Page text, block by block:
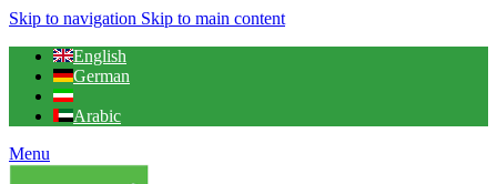
Skip to navigation Skip to main content
English
German
Arabic
Menu